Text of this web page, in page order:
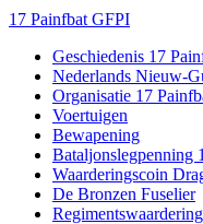
17 Painfbat GFPI
Geschiedenis 17
Nederlands Nieuw-
Organisatie 17
Voertuigen
Bewapening
Bataljonslegpenning
Waarderingscoin
De Bronzen Fuselier
Regimentswaardering